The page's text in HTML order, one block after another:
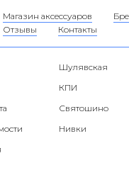
Магазин аксессуаров
Отзывы
Контакты
Шулявская
КПИ
Святошино
Нивки